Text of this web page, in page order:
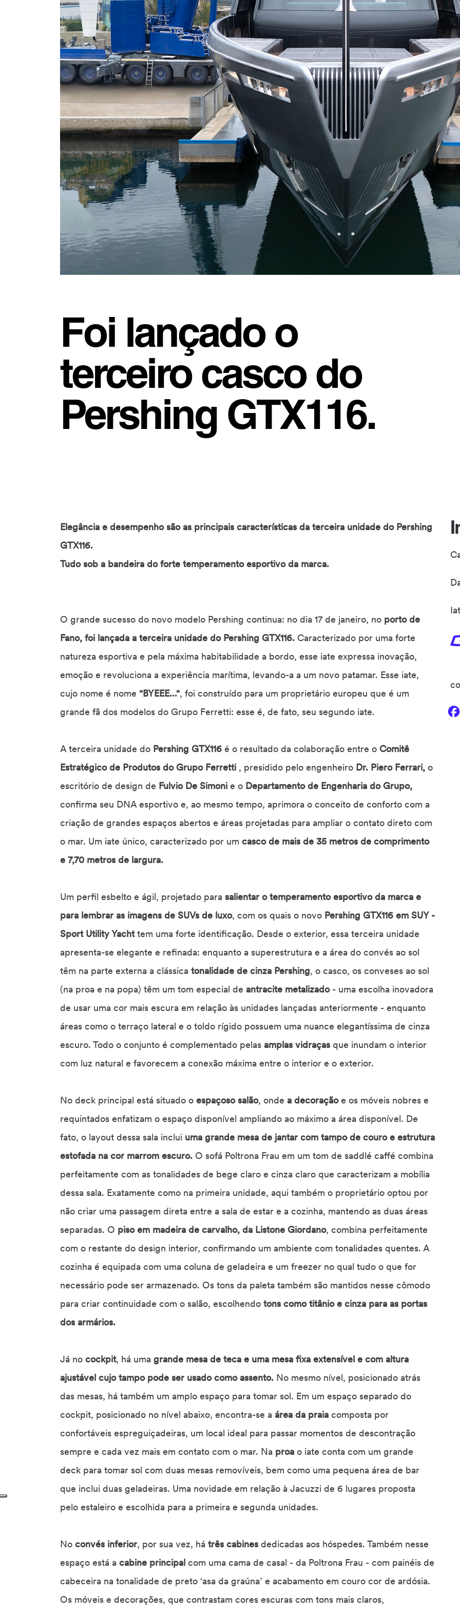
Foi lançado o
terceiro casco do
Pershing GTX116.
Elegância e desempenho são as principais características da terceira unidade do Pershing
GTX116.
Tudo sob a bandeira do forte temperamento esportivo da marca.
O grande sucesso do novo modelo Pershing continua: no dia 17 de janeiro, no porto de
Fano, foi lançada a terceira unidade do Pershing GTX116. Caracterizado por uma forte
natureza esportiva e pela máxima habitabilidade a bordo, esse iate expressa inovação,
emoção e revoluciona a experiência marítima, levando-a a um novo patamar. Esse iate,
cujo nome é nome "BYEEE...", foi construído para um proprietário europeu que é um
grande fã dos modelos do Grupo Ferretti: esse é, de fato, seu segundo iate.
A terceira unidade do Pershing GTX116 é o resultado da colaboração entre o Comitê
Estratégico de Produtos do Grupo Ferretti , presidido pelo engenheiro Dr. Piero Ferrari, o
escritório de design de Fulvio De Simoni e o Departamento de Engenharia do Grupo,
confirma seu DNA esportivo e, ao mesmo tempo, aprimora o conceito de conforto com a
criação de grandes espaços abertos e áreas projetadas para ampliar o contato direto com
o mar. Um iate único, caracterizado por um casco de mais de 35 metros de comprimento
e 7,70 metros de largura.
Um perfil esbelto e ágil, projetado para salientar o temperamento esportivo da marca e
para lembrar as imagens de SUVs de luxo, com os quais o novo Pershing GTX116 em SUY -
Sport Utility Yachttem uma forte identificação. Desde o exterior, essa terceira unidade
apresenta-se elegante e refinada: enquanto a superestrutura e a área do convés ao sol
têm na parte externa a clássica tonalidade de cinza Pershing, o casco, os conveses ao sol
(na proa e na popa) têm um tom especial de antracite metalizado - uma escolha inovadora
de usar uma cor mais escura em relação às unidades lançadas anteriormente - enquanto
áreas como o terraço lateral e o toldo rígido possuem uma nuance elegantíssima de cinza
escuro. Todo o conjunto é complementado pelas amplas vidraças que inundam o interior
com luz natural e favorecem a conexão máxima entre o interior e o exterior.
No deck principal está situado o espaçoso salão, onde a decoraçãoe os móveis nobres e
requintados enfatizam o espaço disponível ampliando ao máximo a área disponível. De
fato, o layout dessa sala inclui uma grande mesa de jantar com tampo de couro e estrutura
estofada na cor marrom escuro. O sofá Poltrona Frau em um tom de saddlé caffé combina
perfeitamente com as tonalidades de bege claro e cinza claro que caracterizam a mobília
dessa sala. Exatamente como na primeira unidade, aqui também o proprietário optou por
não criar uma passagem direta entre a sala de estar e a cozinha, mantendo as duas áreas
separadas. O piso em madeira de carvalho, da Listone Giordano, combina perfeitamente
com o restante do design interior, confirmando um ambiente com tonalidades quentes. A
cozinha é equipada com uma coluna de geladeira e um freezer no qual tudo o que for
necessário pode ser armazenado. Os tons da paleta também são mantidos nesse cômodo
para criar continuidade com o salão, escolhendo tons como titânio e cinza para as portas
dos armários.
Já no cockpit, há uma grande mesa de teca e uma mesa fixa extensível e com altura
ajustável cujo tampo pode ser usado como assento. No mesmo nível, posicionado atrás
das mesas, há também um amplo espaço para tomar sol. Em um espaço separado do
cockpit, posicionado no nível abaixo, encontra-se a área da praia composta por
confortáveis espreguiçadeiras, um local ideal para passar momentos de descontração
sempre e cada vez mais em contato com o mar. Na proa o iate conta com um grande
deck para tomar sol com duas mesas removíveis, bem como uma pequena área de bar
que inclui duas geladeiras. Uma novidade em relação à Jacuzzi de 6 lugares proposta
pelo estaleiro e escolhida para a primeira e segunda unidades.
No convés inferior, por sua vez, há três cabines dedicadas aos hóspedes. Também nesse
espaço está a cabine principal com uma cama de casal - da Poltrona Frau - com painéis de
cabeceira na tonalidade de preto ‘asa da graúna’ e acabamento em couro cor de ardósia.
Os móveis e decorações, que contrastam cores escuras com tons mais claros,